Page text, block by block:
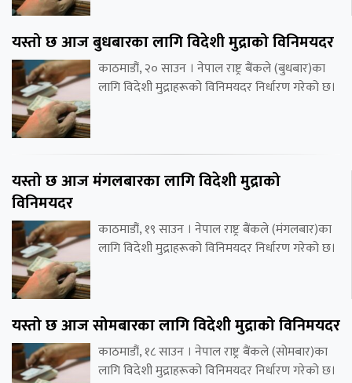
यस्तो छ आज बुधबारका लागि विदेशी मुद्राको विनिमयदर
काठमाडौं, २० साउन । नेपाल राष्ट्र बैंकले (बुधबार)का
लागि विदेशी मुद्राहरूको विनिमयदर निर्धारण गरेको छ।
यस्तो छ आज मंगलबारका लागि विदेशी मुद्राको
विनिमयदर
काठमाडौं, १९ साउन । नेपाल राष्ट्र बैंकले (मंगलबार)का
लागि विदेशी मुद्राहरूको विनिमयदर निर्धारण गरेको छ।
यस्तो छ आज सोमबारका लागि विदेशी मुद्राको विनिमयदर
काठमाडौं, १८ साउन । नेपाल राष्ट्र बैंकले (सोमबार)का
लागि विदेशी मुद्राहरूको विनिमयदर निर्धारण गरेको छ।